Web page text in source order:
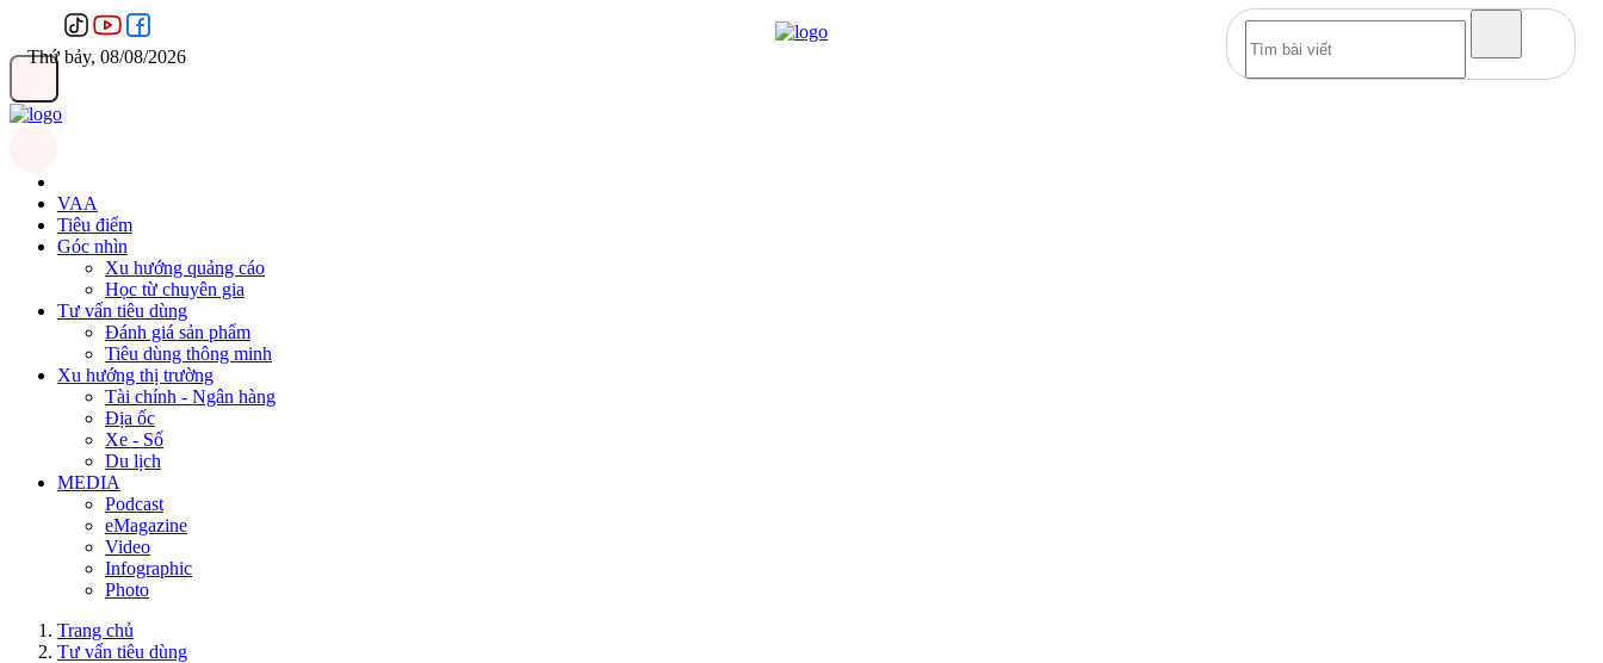
Thứ bảy, 08/08/2026
VAA
Tiêu điểm
Góc nhìn
Xu hướng quảng cáo
Học từ chuyên gia
Tư vấn tiêu dùng
Đánh giá sản phẩm
Tiêu dùng thông minh
Xu hướng thị trường
Tài chính - Ngân hàng
Địa ốc
Xe - Số
Du lịch
MEDIA
Podcast
eMagazine
Video
Infographic
Photo
Trang chủ
Tư vấn tiêu dùng